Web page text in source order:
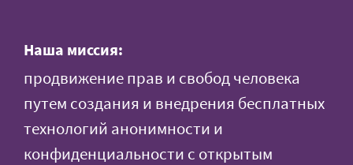
Наша миссия:
продвижение прав и свобод человека
путем создания и внедрения бесплатных
технологий анонимности и
конфиденциальности с открытым